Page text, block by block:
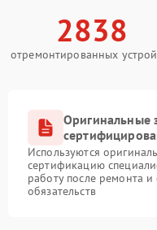
2838
отремонтированных
Оригинальные
Используются
сертификацию
работу после ремонта
обязательств